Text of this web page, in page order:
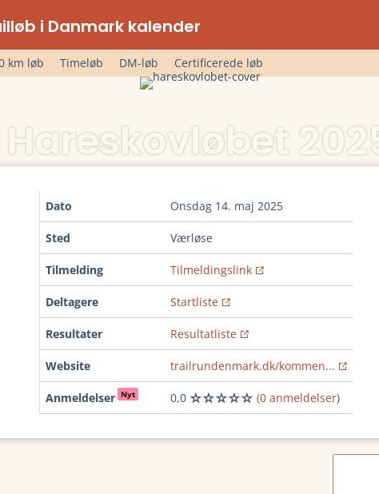
i Danmark kalender
km løb Timeløb DM-løb Certificerede løb
Hareskovløbet
Dato onsdag 14. maj 2025
Sted Værløse
Tilmelding Tilmeldingslink
Deltagere Startliste
Resultater Resultatliste
Website trailrundenmark.dk/kommen...
Anmeldelser Nyt 0,0 (0 anmeldelser)